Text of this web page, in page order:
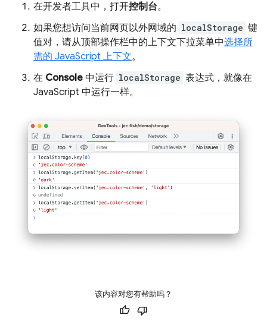
在开发者工具中，打开控制台。
如果您想访问当前网页以外网域的 localStorage 键
值对，请从顶部操作栏中的上下文下拉菜单中选择所
需的 JavaScript 上下文。
在 Console 中运行 localStorage 表达式，就像在
JavaScript 中运行一样。
该内容对您有帮助吗？